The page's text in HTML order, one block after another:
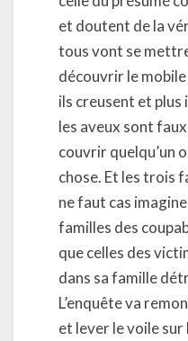
et doutent de la
tous vont se
découvrir le
ils creusent et plus
les aveux sont
couvrir quelqu’un
chose. Et les trois
ne faut cas
familles des
que celles des
dans sa famille
L’enquête va
et lever le voile sur